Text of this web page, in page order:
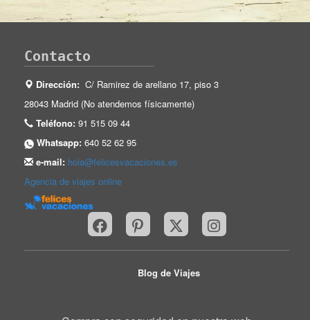
Contacto
Dirección: C/ Ramirez de arellano 17, piso 3
28043 Madrid (No atendemos físicamente)
Teléfono: 91 515 09 44
Whatsapp: 640 52 62 95
e-mail: hola@felicesvacaciones.es
Agencia de viajes online
Blog de Viajes